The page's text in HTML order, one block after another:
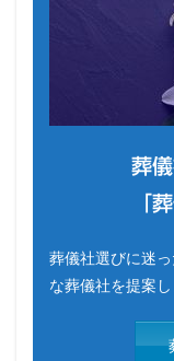
葬
「
葬儀社選びに迷
な葬儀社を提案し